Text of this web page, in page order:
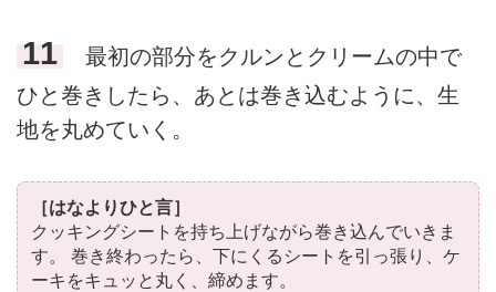
11
最初の部分をクルンとクリームの中で
ひと巻きしたら、あとは巻き込むように、生
地を丸めていく。
［はなよりひと言］
クッキングシートを持ち上げながら巻き込んでいきま
す。 巻き終わったら、下にくるシートを引っ張り、ケ
ーキをキュッと丸く、締めます。